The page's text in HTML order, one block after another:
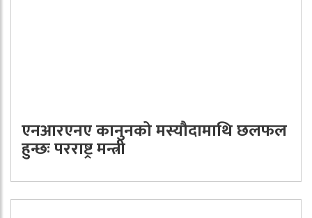
एनआरएनए कानुनको मस्यौदामाथि छलफल
हुन्छः परराष्ट्र मन्त्री